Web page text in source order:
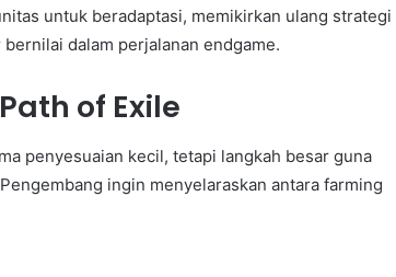
untuk beradaptasi, memikirkan ulang strategi
dalam perjalanan endgame.
of Exile
penyesuaian kecil, tetapi langkah besar guna
ingin menyelaraskan antara farming